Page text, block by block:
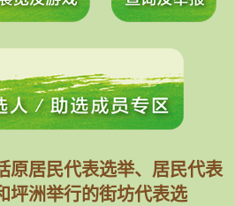
原居民代表选举、居民代表
坪洲举行的街坊代表选